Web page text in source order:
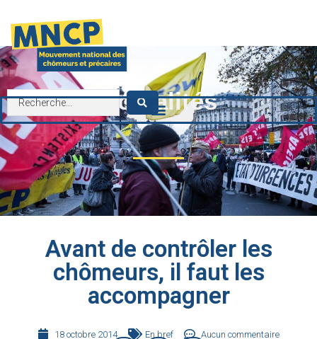
Actualités
Avant de contrôler les
chômeurs, il faut les
accompagner
18 octobre 2014 En bref Aucun commentaire